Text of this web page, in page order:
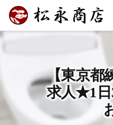
【東京都
求人★1日